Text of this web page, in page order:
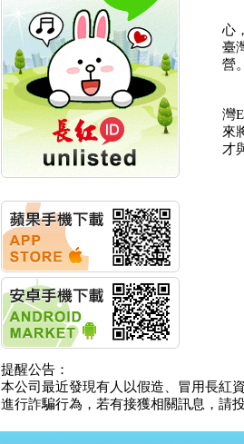
價金將達996億
宇辰系統科技:宇辰業績
創新高 啟動興櫃轉上櫃
計畫
明緯企業:明緯永續科技
競賽 以電源驅動善的力
量
秀育企業:秀育SHO-U儲
能系統 獲國內首張CNS
認證
聯博投信:聯博00404A
華旭先進:代重要子公司
碩通散熱股份有限公司
公告董事會通過發言人
及代理發
華旭先進:代重要子公司
碩通散熱股份有限公司
公告董事會決議發行員
工認股權
華旭先進:代重要子公司
碩通散熱股份有限公司
公告董事會追認113年
向關係
碩通散熱股份有限公司
心
臺
營。
灣
來
才
提醒公告：
本公司最近發現有人以假造、冒用長紅
進行詐騙行為，若有接獲相關訊息，請